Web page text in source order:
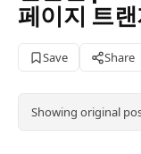
페이지 트
Save Share
Showing original